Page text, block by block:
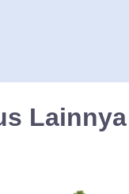
Lainnya